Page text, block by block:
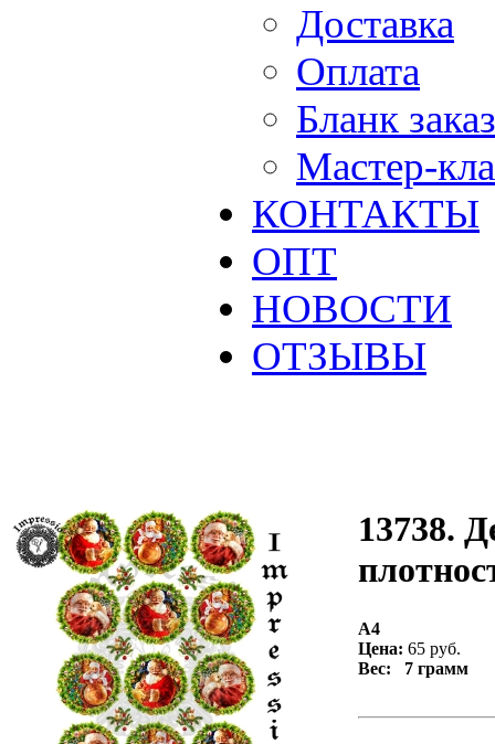
Доставка
Оплата
Бланк
Мастер-
КОНТАКТЫ
ОПТ
НОВОСТИ
ОТЗЫВЫ
13738.
А4
Цена: 65 руб.
Вес: 7 грамм